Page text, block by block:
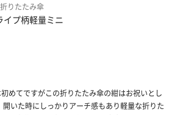
りたたみ傘
イプ柄軽量ミニ
めてですがこの折りたたみ傘の紺はお祝いとし
いた時にしっかりアーチ感もあり軽量な折りた